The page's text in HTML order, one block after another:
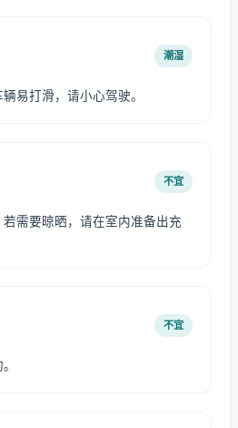
潮湿
易打滑，请小心驾驶。
不宜
需要晾晒，请在室内准备出充
不宜